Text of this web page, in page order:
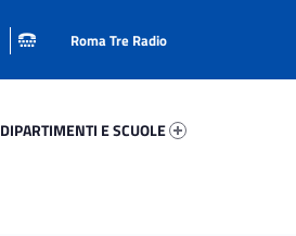
DIPARTIMENTI E SCUOLE
Roma Tre Radio